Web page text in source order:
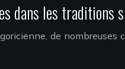
dans les traditions
de nombreuses